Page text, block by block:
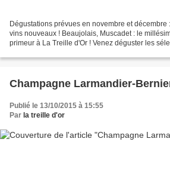
Dégustations prévues en novembre et
vins nouveaux ! Beaujolais, Muscadet : le
primeur à La Treille d'Or ! Venez déguster les
Champagne Larmandier-
Publié le 13/10/2015 à 15:55
Par la treille d'or